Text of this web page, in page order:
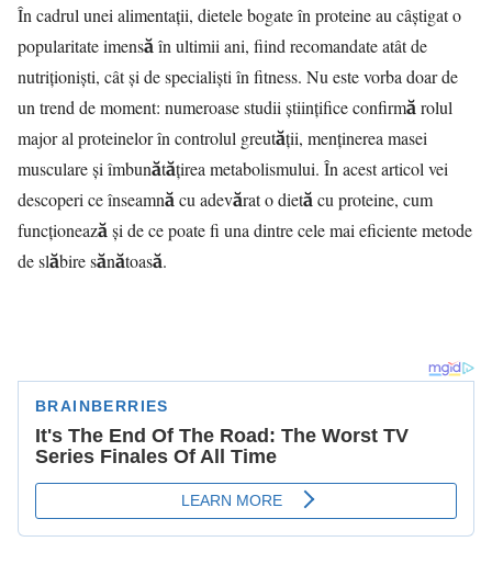
În cadrul unei alimentaţii, dietele bogate în proteine au câștigat o
popularitate imensă în ultimii ani, fiind recomandate atât de
nutriționiști, cât și de specialiști în fitness. Nu este vorba doar de
un trend de moment: numeroase studii științifice confirmă rolul
major al proteinelor în controlul greutății, menținerea masei
musculare și îmbunătățirea metabolismului. În acest articol vei
descoperi ce înseamnă cu adevărat o dietă cu proteine, cum
funcționează și de ce poate fi una dintre cele mai eficiente metode
de slăbire sănătoasă.